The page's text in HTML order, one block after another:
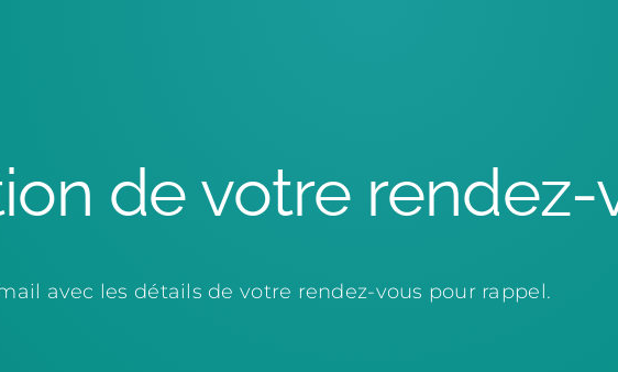
de votre rendez-
avec les détails de votre rendez-vous pour rappel.